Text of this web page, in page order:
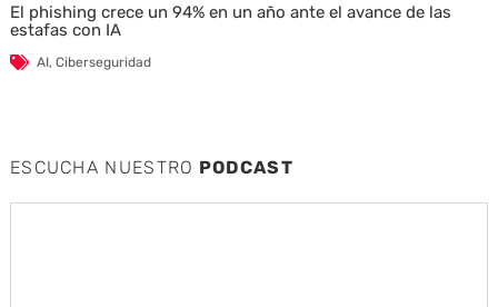
El phishing crece un 94% en un año ante el avance de las
estafas con IA
AI, Ciberseguridad
ESCUCHA NUESTRO PODCAST